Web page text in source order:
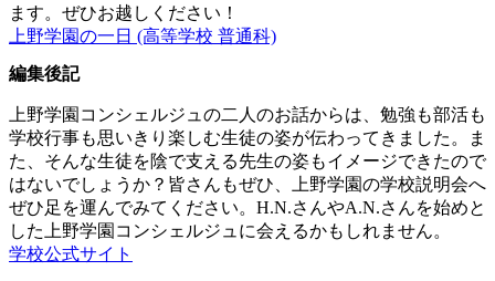
ます。ぜひお越しください！
上野学園の一日 (高等学校 普通科)
編集後記
上野学園コンシェルジュの二人のお話からは、勉強も部活も
学校行事も思いきり楽しむ生徒の姿が伝わってきました。ま
た、そんな生徒を陰で支える先生の姿もイメージできたので
はないでしょうか？皆さんもぜひ、上野学園の学校説明会へ
ぜひ足を運んでみてください。H.N.さんやA.N.さんを始めと
した上野学園コンシェルジュに会えるかもしれません。
学校公式サイト